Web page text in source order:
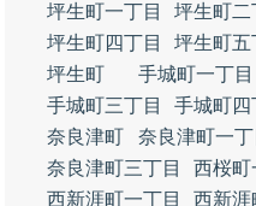
坪生町一丁目
坪生町二
坪生町四丁目
坪生町五
坪生町
手城町一丁目
手城町三丁目
手城町四
奈良津町
奈良津町一丁
奈良津町三丁目
西桜町
西新涯町一丁目
西新涯